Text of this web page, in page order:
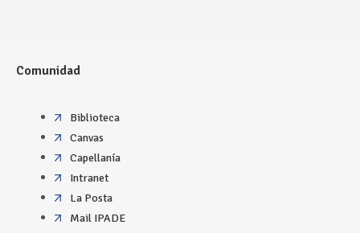
Comunidad
Biblioteca
Canvas
Capellanía
Intranet
La Posta
Mail IPADE